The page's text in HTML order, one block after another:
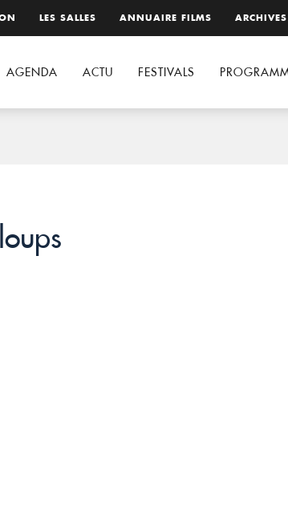
LES SALLES ANNUAIRE FILMS ARCHIVES
AGENDA ACTU FESTIVALS